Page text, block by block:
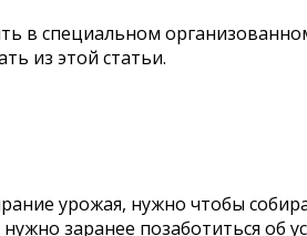
в специальном
из этой статьи.
урожая, нужно чтобы
заранее позаботиться об